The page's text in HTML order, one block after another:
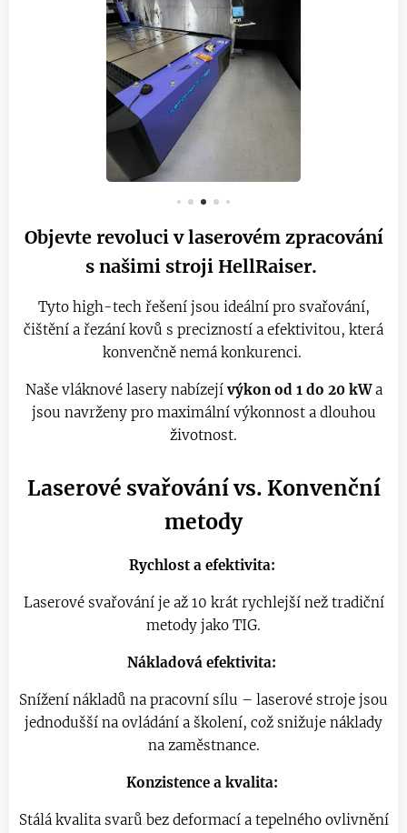
Objevte revoluci v laserovém zpracování
s našimi stroji HellRaiser.
Tyto high-tech řešení jsou ideální pro svařování,
čištění a řezání kovů s precizností a efektivitou, která
konvenčně nemá konkurenci.
Naše vláknové lasery nabízejívýkon od 1 do 20 kWa
jsou navrženy pro maximální výkonnost a dlouhou
životnost.
Laserové svařování vs. Konvenční
metody
Rychlost a efektivita:
Laserové svařování je až 10 krát rychlejší než tradiční
metody jako TIG.
Nákladová efektivita:
Snížení nákladů na pracovní sílu – laserové stroje jsou
jednodušší na ovládání a školení, což snižuje náklady
na zaměstnance.
Konzistence a kvalita:
Stálá kvalita svarů bez deformací a tepelného ovlivnění